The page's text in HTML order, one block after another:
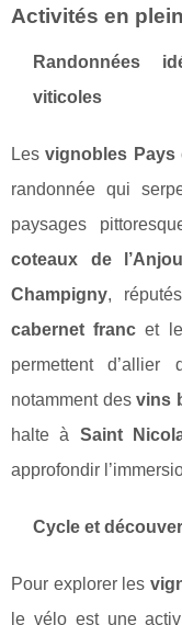
Activités en
Randonnées
viticoles
Lesvignobles Pays
randonnée qui
paysages
coteaux de l’Anjou
Champigny,
cabernet franc et le
permettent
notamment desvins
halte à Saint
approfondir
Cycle et
Pour explorer les
le vélo est une